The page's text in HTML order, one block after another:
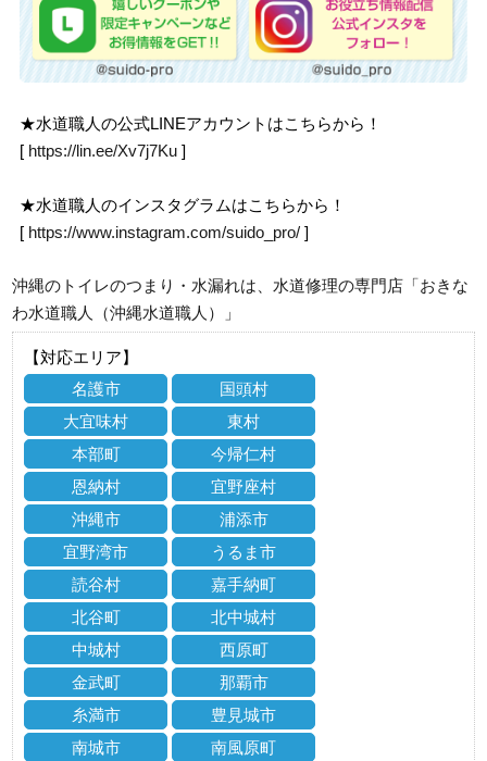
★水道職人の公式LINEアカウントはこちらから！
[ https://lin.ee/Xv7j7Ku ]
★水道職人のインスタグラムはこちらから！
[ https://www.instagram.com/suido_pro/ ]
沖縄のトイレのつまり・水漏れは、水道修理の専門店「おきな
わ水道職人（沖縄水道職人）」
【対応エリア】
名護市
国頭村
大宜味村
東村
本部町
今帰仁村
恩納村
宜野座村
沖縄市
浦添市
宜野湾市
うるま市
読谷村
嘉手納町
北谷町
北中城村
中城村
西原町
金武町
那覇市
糸満市
豊見城市
南城市
南風原町